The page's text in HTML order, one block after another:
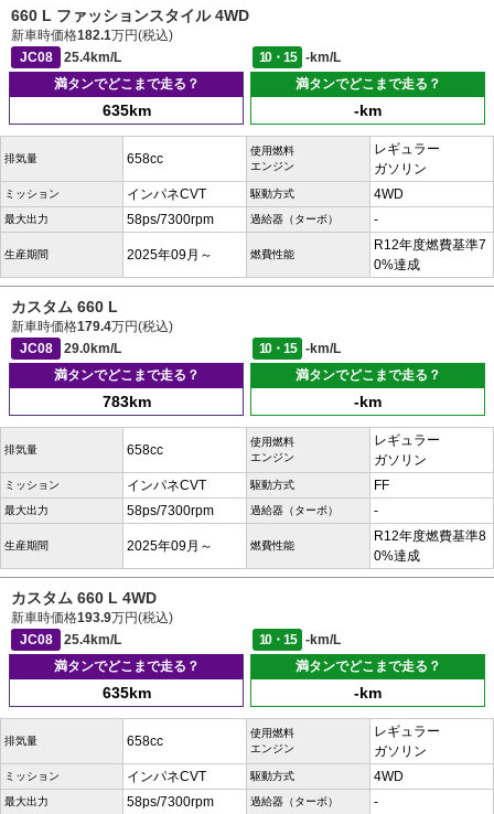
660 L ファッションスタイル 4WD
新車時価格182.1万円(税込)
JC08
25.4km/L 10・15
-km/L
満タンでどこまで走る？
635km
満タンでどこまで走る？
-km
排気量 658cc
使用燃料
エンジン
レギュラー
ガソリン
ミッション インパネCVT 駆動方式 4WD
最大出力 58ps/7300rpm 過給器（ターボ） -
生産期間 2025年09月～ 燃費性能
R12年度燃費基準7
0%達成
カスタム 660 L
新車時価格179.4万円(税込)
JC08
29.0km/L 10・15
-km/L
満タンでどこまで走る？
783km
満タンでどこまで走る？
-km
排気量 658cc
使用燃料
エンジン
レギュラー
ガソリン
ミッション インパネCVT 駆動方式 FF
最大出力 58ps/7300rpm 過給器（ターボ） -
生産期間 2025年09月～ 燃費性能
R12年度燃費基準8
0%達成
カスタム 660 L 4WD
新車時価格193.9万円(税込)
JC08
25.4km/L 10・15
-km/L
満タンでどこまで走る？
635km
満タンでどこまで走る？
-km
排気量 658cc
使用燃料
エンジン
レギュラー
ガソリン
ミッション インパネCVT 駆動方式 4WD
最大出力 58ps/7300rpm 過給器（ターボ） -